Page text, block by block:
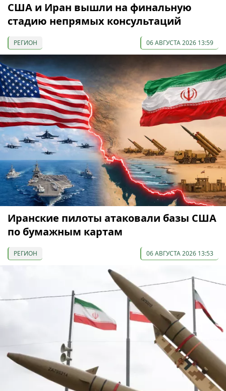
США и Иран вышли на финальную
стадию непрямых консультаций
РЕГИОН 06 АВГУСТА 2026 13:59
Иранские пилоты атаковали базы США
по бумажным картам
РЕГИОН 06 АВГУСТА 2026 13:53